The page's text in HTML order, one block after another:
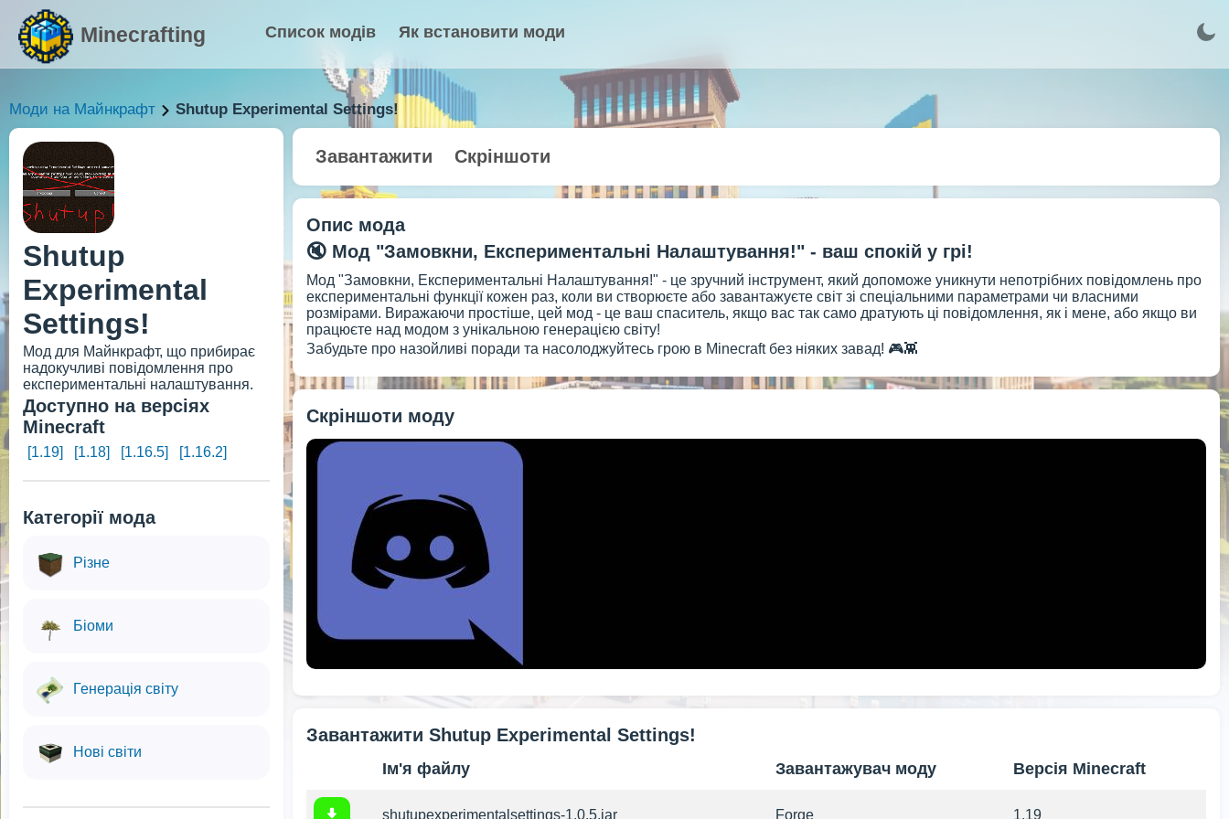
Minecrafting Список модів Як встановити моди
Моди на Майнкрафт Shutup Experimental Settings!
Shutup
Experimental
Settings!
Мод для Майнкрафт, що прибирає
надокучливі повідомлення про
експериментальні налаштування.
Доступно на версіях
Minecraft
[1.19] [1.18] [1.16.5] [1.16.2]
Категорії мода
Різне
Біоми
Генерація світу
Нові світи
Завантажити Скріншоти
Опис мода
🔇 Мод "Замовкни, Експериментальні Налаштування!" - ваш спокій у грі!
Мод "Замовкни, Експериментальні Налаштування!" - це зручний інструмент, який допоможе уникнути непотрібних повідомлень про
експериментальні функції кожен раз, коли ви створюєте або завантажуєте світ зі спеціальними параметрами чи власними
розмірами. Виражаючи простіше, цей мод - це ваш спаситель, якщо вас так само дратують ці повідомлення, як і мене, або якщо ви
працюєте над модом з унікальною генерацією світу!
Забудьте про назойливі поради та насолоджуйтесь грою в Minecraft без ніяких завад! 🎮👾
Скріншоти моду
Завантажити Shutup Experimental Settings!
Ім'я файлу Завантажувач моду Версія Minecraft
shutupexperimentalsettings-1.0.5.jar Forge 1.19